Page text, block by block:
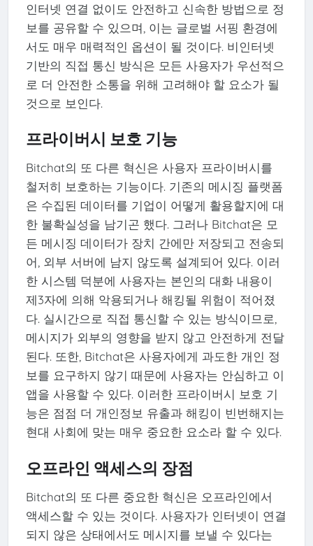
인터넷 연결 없이도 안전하고 신속한 방법으로 정
보를 공유할 수 있으며, 이는 글로벌 서핑 환경에
서도 매우 매력적인 옵션이 될 것이다. 비인터넷
기반의 직접 통신 방식은 모든 사용자가 우선적으
로 더 안전한 소통을 위해 고려해야 할 요소가 될
것으로 보인다.
프라이버시 보호 기능
Bitchat의 또 다른 혁신은 사용자 프라이버시를
철저히 보호하는 기능이다. 기존의 메시징 플랫폼
은 수집된 데이터를 기업이 어떻게 활용할지에 대
한 불확실성을 남기곤 했다. 그러나 Bitchat은 모
든 메시징 데이터가 장치 간에만 저장되고 전송되
어, 외부 서버에 남지 않도록 설계되어 있다. 이러
한 시스템 덕분에 사용자는 본인의 대화 내용이
제3자에 의해 악용되거나 해킹될 위험이 적어졌
다. 실시간으로 직접 통신할 수 있는 방식이므로,
메시지가 외부의 영향을 받지 않고 안전하게 전달
된다. 또한, Bitchat은 사용자에게 과도한 개인 정
보를 요구하지 않기 때문에 사용자는 안심하고 이
앱을 사용할 수 있다. 이러한 프라이버시 보호 기
능은 점점 더 개인정보 유출과 해킹이 빈번해지는
현대 사회에 맞는 매우 중요한 요소라 할 수 있다.
오프라인 액세스의 장점
Bitchat의 또 다른 중요한 혁신은 오프라인에서
액세스할 수 있는 것이다. 사용자가 인터넷이 연결
되지 않은 상태에서도 메시지를 보낼 수 있다는